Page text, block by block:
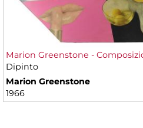
Marion Greenstone -
Dipinto
Marion Greenstone
1966